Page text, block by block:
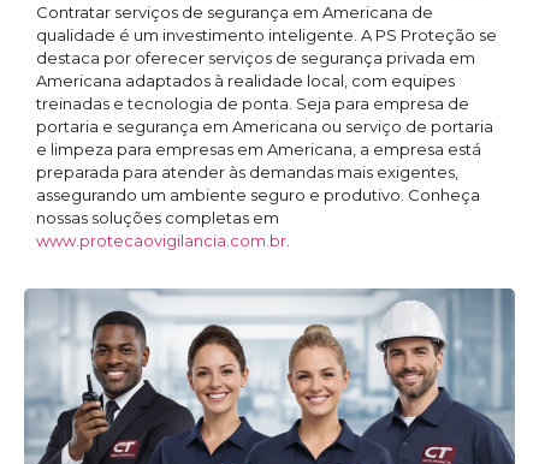
Contratar serviços de segurança em Americana de
qualidade é um investimento inteligente. A PS Proteção se
destaca por oferecer serviços de segurança privada em
Americana adaptados à realidade local, com equipes
treinadas e tecnologia de ponta. Seja para empresa de
portaria e segurança em Americana ou serviço de portaria
e limpeza para empresas em Americana, a empresa está
preparada para atender às demandas mais exigentes,
assegurando um ambiente seguro e produtivo. Conheça
nossas soluções completas em
www.protecaovigilancia.com.br